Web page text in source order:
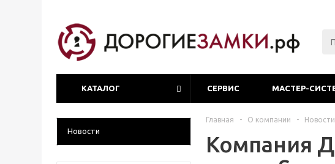
КАТАЛОГ СЕРВИС МАСТЕР-
Новости
Главная - О компании - Новости
Компания